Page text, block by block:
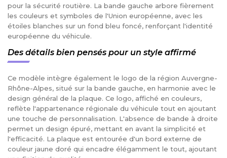
pour la sécurité routière. La bande gauche arbore fièrement
les couleurs et symboles de l'Union européenne, avec les
étoiles blanches sur un fond bleu foncé, renforçant l'identité
européenne du véhicule.
Des détails bien pensés pour un style affirmé
Ce modèle intègre également le logo de la région Auvergne-
Rhône-Alpes, situé sur la bande gauche, en harmonie avec le
design général de la plaque. Ce logo, affiché en couleurs,
reflète l'appartenance régionale du véhicule tout en ajoutant
une touche de personnalisation. L'absence de bande à droite
permet un design épuré, mettant en avant la simplicité et
l'efficacité. La plaque est entourée d'un bord externe de
couleur jaune doré qui encadre élégamment le tout, ajoutant